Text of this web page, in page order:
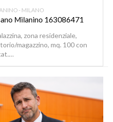
- MILANO
Milanino 163086471
zona residenziale,
magazzino, mq. 100 con